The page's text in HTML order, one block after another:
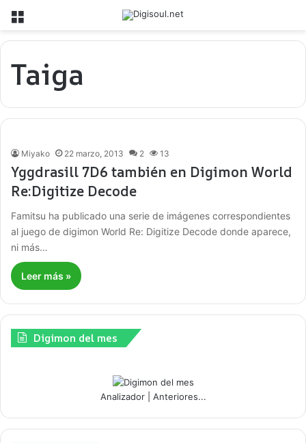
Menú
Taiga
Miyako 22 marzo, 2013 2 13
Yggdrasill 7D6 también en Digimon World
Re:Digitize Decode
Famitsu ha publicado una serie de imágenes correspondientes
al juego de digimon World Re: Digitize Decode donde aparece,
ni más…
Leer más »
Digimon del mes
Analizador| Anteriores...